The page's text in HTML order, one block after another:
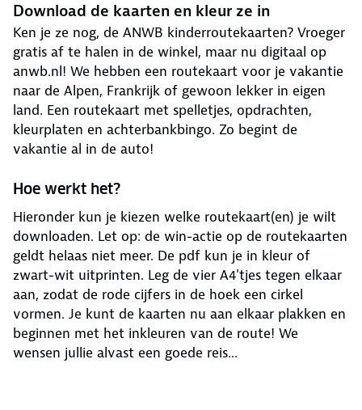
Download de kaarten en kleur ze in
Ken je ze nog, de ANWB kinderroutekaarten? Vroeger
gratis af te halen in de winkel, maar nu digitaal op
anwb.nl! We hebben een routekaart voor je vakantie
naar de Alpen, Frankrijk of gewoon lekker in eigen
land. Een routekaart met spelletjes, opdrachten,
kleurplaten en achterbankbingo. Zo begint de
vakantie al in de auto!
Hoe werkt het?
Hieronder kun je kiezen welke routekaart(en) je wilt
downloaden. Let op: de win-actie op de routekaarten
geldt helaas niet meer. De pdf kun je in kleur of
zwart-wit uitprinten. Leg de vier A4'tjes tegen elkaar
aan, zodat de rode cijfers in de hoek een cirkel
vormen. Je kunt de kaarten nu aan elkaar plakken en
beginnen met het inkleuren van de route! We
wensen jullie alvast een goede reis...